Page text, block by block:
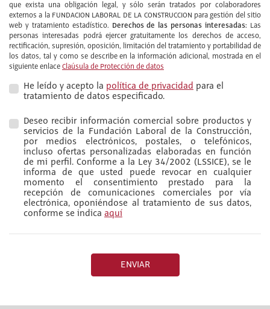
que exista una obligación legal, y sólo serán tratados por colaboradores
externos a la FUNDACION LABORAL DE LA CONSTRUCCION para gestión del sitio
web y tratamiento estadístico. Derechos de las personas interesadas: Las
personas interesadas podrá ejercer gratuitamente los derechos de acceso,
rectificación, supresión, oposición, limitación del tratamiento y portabilidad de
los datos, tal y como se describe en la información adicional, mostrada en el
siguiente enlace Claúsula de Protección de datos
He leído y acepto la política de privacidad para el
tratamiento de datos especificado.
Deseo recibir información comercial sobre productos y
servicios de la Fundación Laboral de la Construcción,
por medios electrónicos, postales, o telefónicos,
incluso ofertas personalizadas elaboradas en función
de mi perfil. Conforme a la Ley 34/2002 (LSSICE), se le
informa de que usted puede revocar en cualquier
momento el consentimiento prestado para la
recepción de comunicaciones comerciales por vía
electrónica, oponiéndose al tratamiento de sus datos,
conforme se indica aquí
ENVIAR